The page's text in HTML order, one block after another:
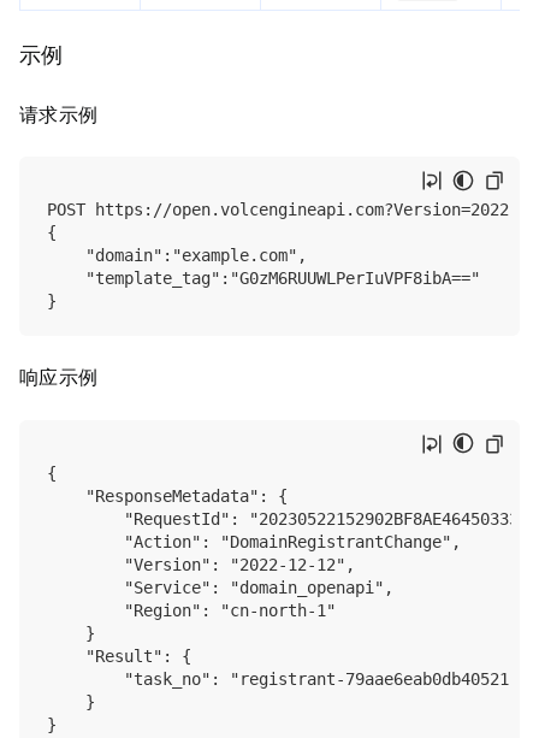
示例
请求示例
POST https://open.volcengineapi.com?Version=2022-
{
    "domain":"example.com",
    "template_tag":"G0zM6RUUWLPerIuVPF8ibA=="
响应示例
{
    "ResponseMetadata": {
"RequestId":
        "Action": "DomainRegistrantChange",
        "Version": "2022-12-12",
        "Service": "domain_openapi",
        "Region": "cn-north-1"
    }
    "Result": {
        "task_no": "registrant-79aae6eab0db40521"
    }